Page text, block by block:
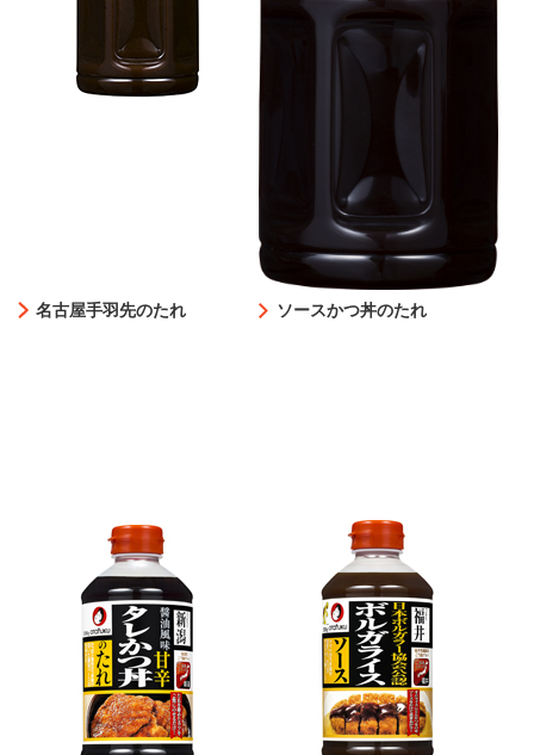
名古屋手羽先のたれ ソースかつ丼のたれ